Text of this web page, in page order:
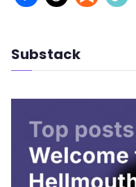
Substack